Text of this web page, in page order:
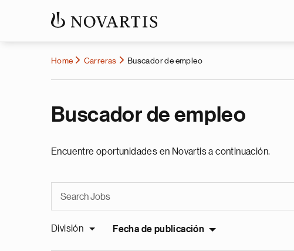
Home Carreras Buscador de empleo
Buscador de empleo
Encuentre oportunidades en Novartis a continuación.
División Fecha de publicación